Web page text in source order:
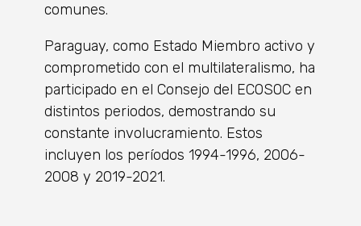
comunes.
Paraguay, como Estado Miembro activo y
comprometido con el multilateralismo, ha
participado en el Consejo del ECOSOC en
distintos periodos, demostrando su
constante involucramiento. Estos
incluyen los períodos 1994-1996, 2006-
2008 y 2019-2021.